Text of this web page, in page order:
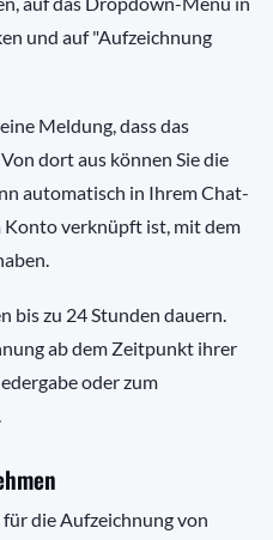
und auf "Aufzeichnung
Meldung, dass das
dort aus können Sie die
automatisch in Ihrem Chat-
Konto verknüpft ist, mit dem
bis zu 24 Stunden dauern.
ab dem Zeitpunkt ihrer
oder zum
die Aufzeichnung von